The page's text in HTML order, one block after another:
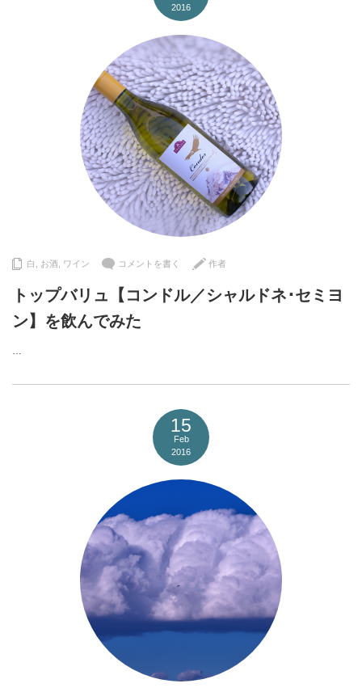
2016
白 お酒 ワイン コメントを書く 作者
トップバリュ【コンドル／シャルドネ･セミヨ
ン】を飲んでみた
…
15
Feb
2016